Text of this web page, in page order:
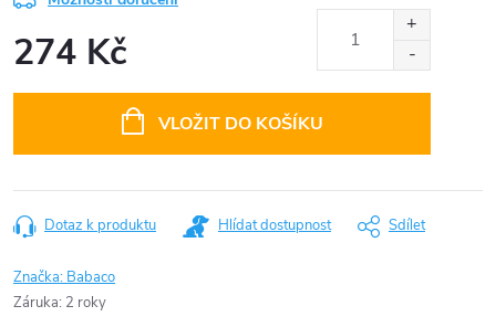
274 Kč
VLOŽIT DO KOŠÍKU
Dotaz k produktu Hlídat dostupnost Sdílet
Značka: Babaco
Záruka: 2 roky